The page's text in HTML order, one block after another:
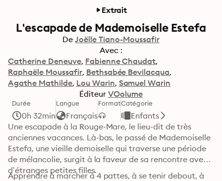
Extrait
L'escapade de Mademoiselle Estefa
De Joëlle Tiano-Moussafir
Avec :
Catherine Deneuve Fabienne Chaudat
Raphaële Moussafir Bethsabée Bevilacqua
Agathe Mathilde Lou Warin Samuel Warin
Éditeur VOolume
Durée
0h 32min
Langue
Français
FormatCatégorie
Enfants
Une escapade à la Rouge-Mare, le lieu-dit de très
anciennes vacances. Là-bas, le passé de Mademoiselle
Estefa, une vieille demoiselle qui traverse une période
de mélancolie, surgit à la faveur de sa rencontre avec
Apprendre à marcher à 4 pattes, à se tenir debout, à